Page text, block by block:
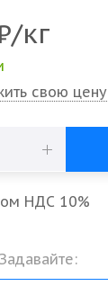
/кг
свою цену
НДС 10%